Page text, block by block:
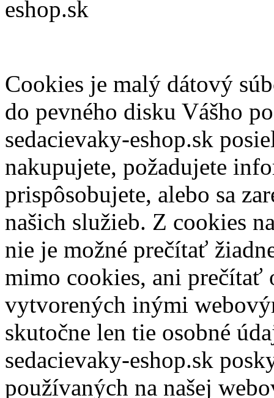
eshop.sk
Cookies je malý dátový
do pevného disku Vášho
sedacievaky-eshop.sk
nakupujete, požadujete
prispôsobujete, alebo sa
našich služieb. Z cookies
nie je možné prečítať
mimo cookies, ani prečítať
vytvorených inými
skutočne len tie osobné
sedacievaky-eshop.sk
používaných na našej